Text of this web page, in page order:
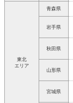
東北
エリア
青森県
岩手県
秋田県
山形県
宮城県